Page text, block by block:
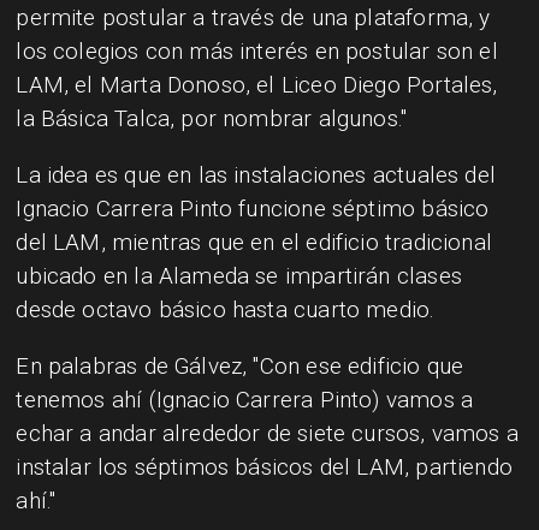
permite postular a través de una plataforma, y
los colegios con más interés en postular son el
LAM, el Marta Donoso, el Liceo Diego Portales,
la Básica Talca, por nombrar algunos."
La idea es que en las instalaciones actuales del
Ignacio Carrera Pinto funcione séptimo básico
del LAM, mientras que en el edificio tradicional
ubicado en la Alameda se impartirán clases
desde octavo básico hasta cuarto medio.
En palabras de Gálvez, "Con ese edificio que
tenemos ahí (Ignacio Carrera Pinto) vamos a
echar a andar alrededor de siete cursos, vamos a
instalar los séptimos básicos del LAM, partiendo
ahí."